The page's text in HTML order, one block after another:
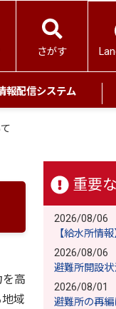
さがす
報配信システム
高
域
重要
2026/08/06
【給水所情
2026/08/06
避難所開設状
2026/08/01
避難所の再